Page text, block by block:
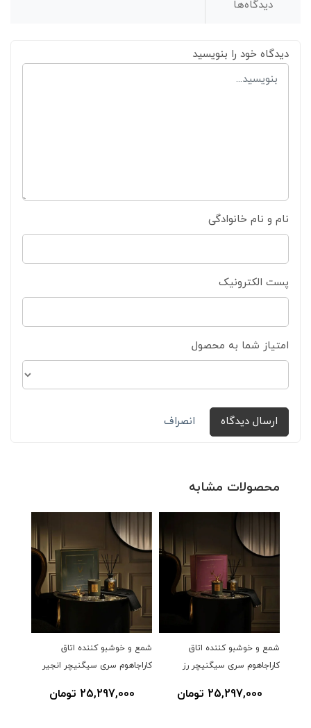
دیدگاه‌ها
دیدگاه خود را بنویسید
نام و نام خانوادگی
پست الکترونیک
امتیاز شما به محصول
ارسال دیدگاه انصراف
محصولات مشابه
شمع و خوشبو کننده اتاق
کاراجاهوم سری سیگنیچر رز
25,297,000 تومان
شمع و خوشبو کننده اتاق
کاراجاهوم سری سیگنیچر انجیر
25,297,000 تومان